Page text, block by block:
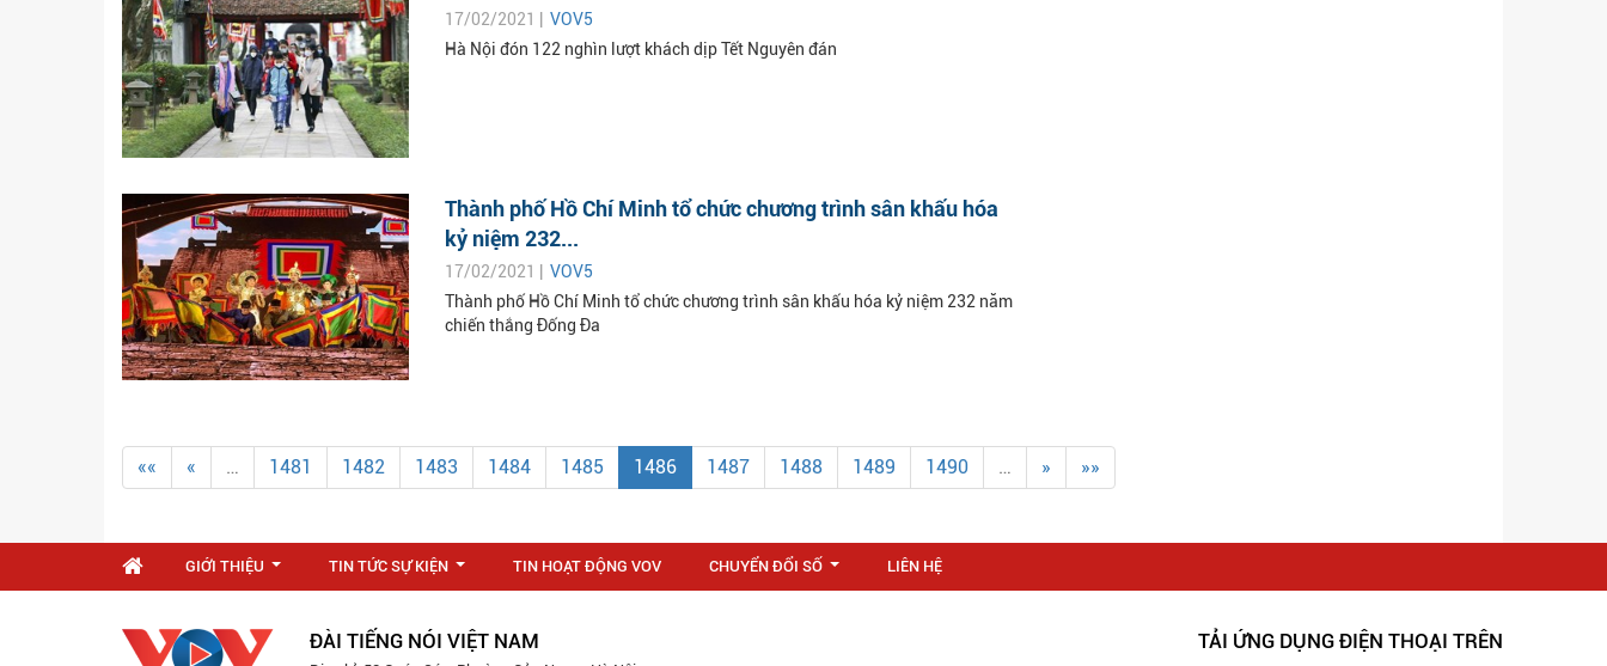
17/02/2021 | VOV5
Hà Nội đón 122 nghìn lượt khách dịp Tết Nguyên đán
Thành phố Hồ Chí Minh tổ chức chương trình sân khấu hóa
kỷ niệm 232...
17/02/2021 | VOV5
Thành phố Hồ Chí Minh tổ chức chương trình sân khấu hóa kỷ niệm 232 năm
chiến thắng Đống Đa
«« « … 1481 1482 1483 1484 1485 1486 1487 1488 1489 1490 … » »»
GIỚI THIỆU TIN TỨC SỰ KIỆN TIN HOẠT ĐỘNG VOV CHUYỂN ĐỔI SỐ LIÊN HỆ
ĐÀI TIẾNG NÓI VIỆT NAM TẢI ỨNG DỤNG ĐIỆN THOẠI TRÊN